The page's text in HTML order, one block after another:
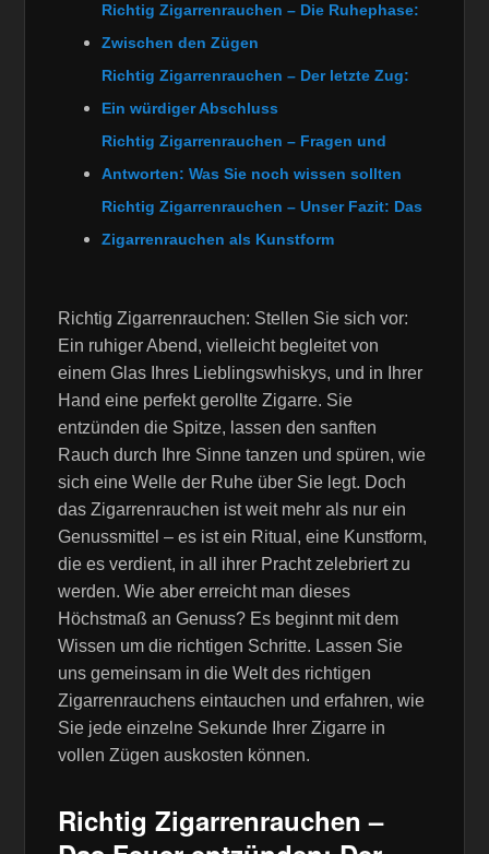
Richtig Zigarrenrauchen – Die Ruhephase:
Zwischen den Zügen
Richtig Zigarrenrauchen – Der letzte Zug:
Ein würdiger Abschluss
Richtig Zigarrenrauchen – Fragen und
Antworten: Was Sie noch wissen sollten
Richtig Zigarrenrauchen – Unser Fazit: Das
Zigarrenrauchen als Kunstform
Richtig Zigarrenrauchen: Stellen Sie sich vor:
Ein ruhiger Abend, vielleicht begleitet von
einem Glas Ihres Lieblingswhiskys, und in Ihrer
Hand eine perfekt gerollte Zigarre. Sie
entzünden die Spitze, lassen den sanften
Rauch durch Ihre Sinne tanzen und spüren, wie
sich eine Welle der Ruhe über Sie legt. Doch
das Zigarrenrauchen ist weit mehr als nur ein
Genussmittel – es ist ein Ritual, eine Kunstform,
die es verdient, in all ihrer Pracht zelebriert zu
werden. Wie aber erreicht man dieses
Höchstmaß an Genuss? Es beginnt mit dem
Wissen um die richtigen Schritte. Lassen Sie
uns gemeinsam in die Welt des richtigen
Zigarrenrauchens eintauchen und erfahren, wie
Sie jede einzelne Sekunde Ihrer Zigarre in
vollen Zügen auskosten können.
Richtig Zigarrenrauchen –